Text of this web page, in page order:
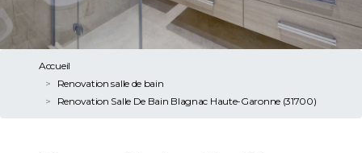
Accueil
Renovation salle de bain
Renovation Salle De Bain Blagnac Haute-Garonne (31700)